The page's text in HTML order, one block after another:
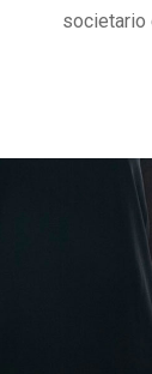
societario